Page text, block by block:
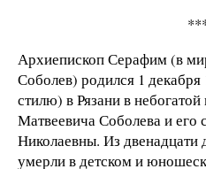
Архиепископ Серафим (в
Соболев) родился 1
стилю) в Рязани в
Матвеевича Соболева и
Николаевны. Из двенадцати
умерли в детском и